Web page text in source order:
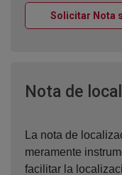
Solicitar Nota
Nota de
La nota de
meramente
facilitar la